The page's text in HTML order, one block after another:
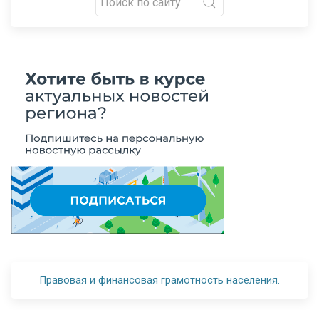
Правовая и финансовая грамотность населения.